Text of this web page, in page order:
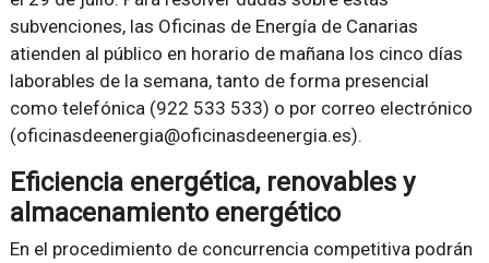
subvenciones, las Oficinas de Energía de Canarias
atienden al público en horario de mañana los cinco días
laborables de la semana, tanto de forma presencial
como telefónica (922 533 533) o por correo electrónico
(oficinasdeenergia@oficinasdeenergia.es).
Eficiencia energética, renovables y
almacenamiento energético
En el procedimiento de concurrencia competitiva podrán